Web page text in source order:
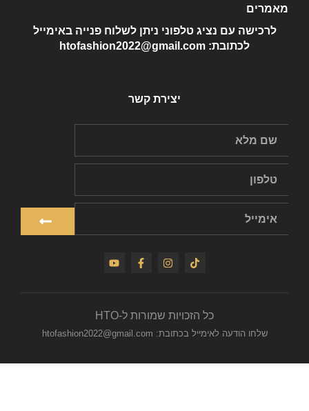
מאמרים
לרכישה עם נציג טלפוני ניתן לשלוח פנייה באימייל
לכתובת: htofashion2022@gmail.com
יצירת קשר
כל הזכויות שמורות ל-HTO
שלחו הודעה לאימייל בכתובת: htofashion2022@gmail.com